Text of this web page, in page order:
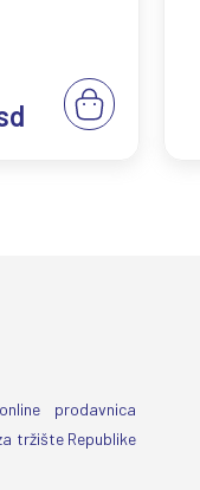
prodavnica
tržište Republike